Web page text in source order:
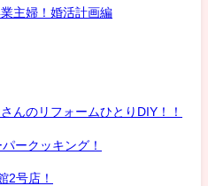
主婦！婚活計画編
んのリフォームひとりDIY！！
ークッキング！
2号店！